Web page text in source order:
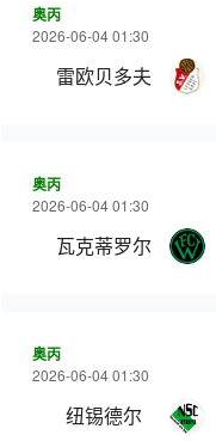
奥丙
2026-06-04 01:30
雷欧贝多夫
奥丙
2026-06-04 01:30
瓦克蒂罗尔
奥丙
2026-06-04 01:30
纽锡德尔